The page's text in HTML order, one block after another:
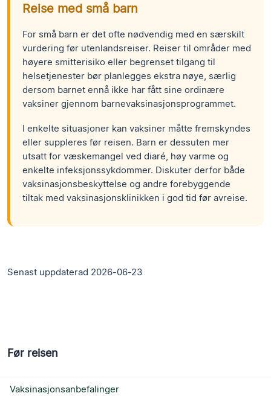
Reise med små barn
For små barn er det ofte nødvendig med en særskilt
vurdering før utenlandsreiser. Reiser til områder med
høyere smitterisiko eller begrenset tilgang til
helsetjenester bør planlegges ekstra nøye, særlig
dersom barnet ennå ikke har fått sine ordinære
vaksiner gjennom barnevaksinasjonsprogrammet.
I enkelte situasjoner kan vaksiner måtte fremskyndes
eller suppleres før reisen. Barn er dessuten mer
utsatt for væskemangel ved diaré, høy varme og
enkelte infeksjonssykdommer. Diskuter derfor både
vaksinasjonsbeskyttelse og andre forebyggende
tiltak med vaksinasjonsklinikken i god tid før avreise.
Senast uppdaterad 2026-06-23
Før reisen
Vaksinasjonsanbefalinger